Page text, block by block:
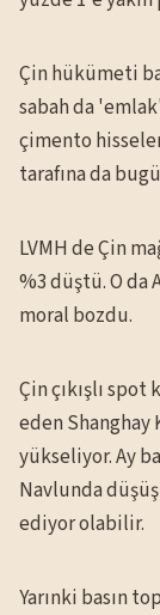
Çin hükümeti
sabah da
çimento
tarafına da
LVMH de Çin
%3 düştü. O
moral bozdu.
Çin çıkışlı
eden
yükseliyor. Ay
Navlunda
ediyor olabilir.
Yarınki basın